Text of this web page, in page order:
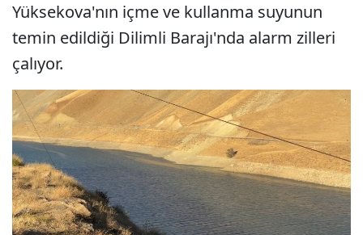
Yüksekova'nın içme ve kullanma suyunun
temin edildiği Dilimli Barajı'nda alarm zilleri
çalıyor.